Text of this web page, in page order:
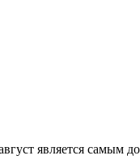
является самым